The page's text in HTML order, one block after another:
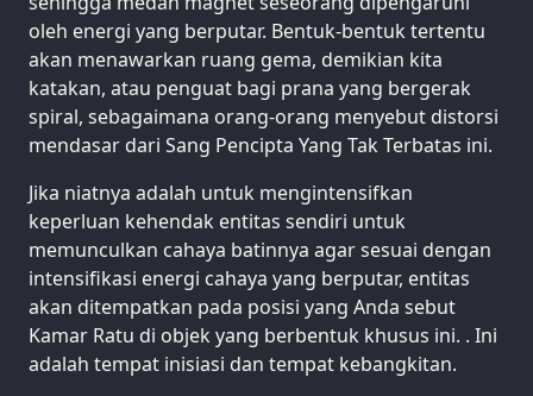
oleh energi yang berputar. Bentuk-bentuk tertentu
akan menawarkan ruang gema, demikian kita
katakan, atau penguat bagi prana yang bergerak
spiral, sebagaimana orang-orang menyebut distorsi
mendasar dari Sang Pencipta Yang Tak Terbatas ini.
Jika niatnya adalah untuk mengintensifkan
keperluan kehendak entitas sendiri untuk
memunculkan cahaya batinnya agar sesuai dengan
intensifikasi energi cahaya yang berputar, entitas
akan ditempatkan pada posisi yang Anda sebut
Kamar Ratu di objek yang berbentuk khusus ini. . Ini
adalah tempat inisiasi dan tempat kebangkitan.